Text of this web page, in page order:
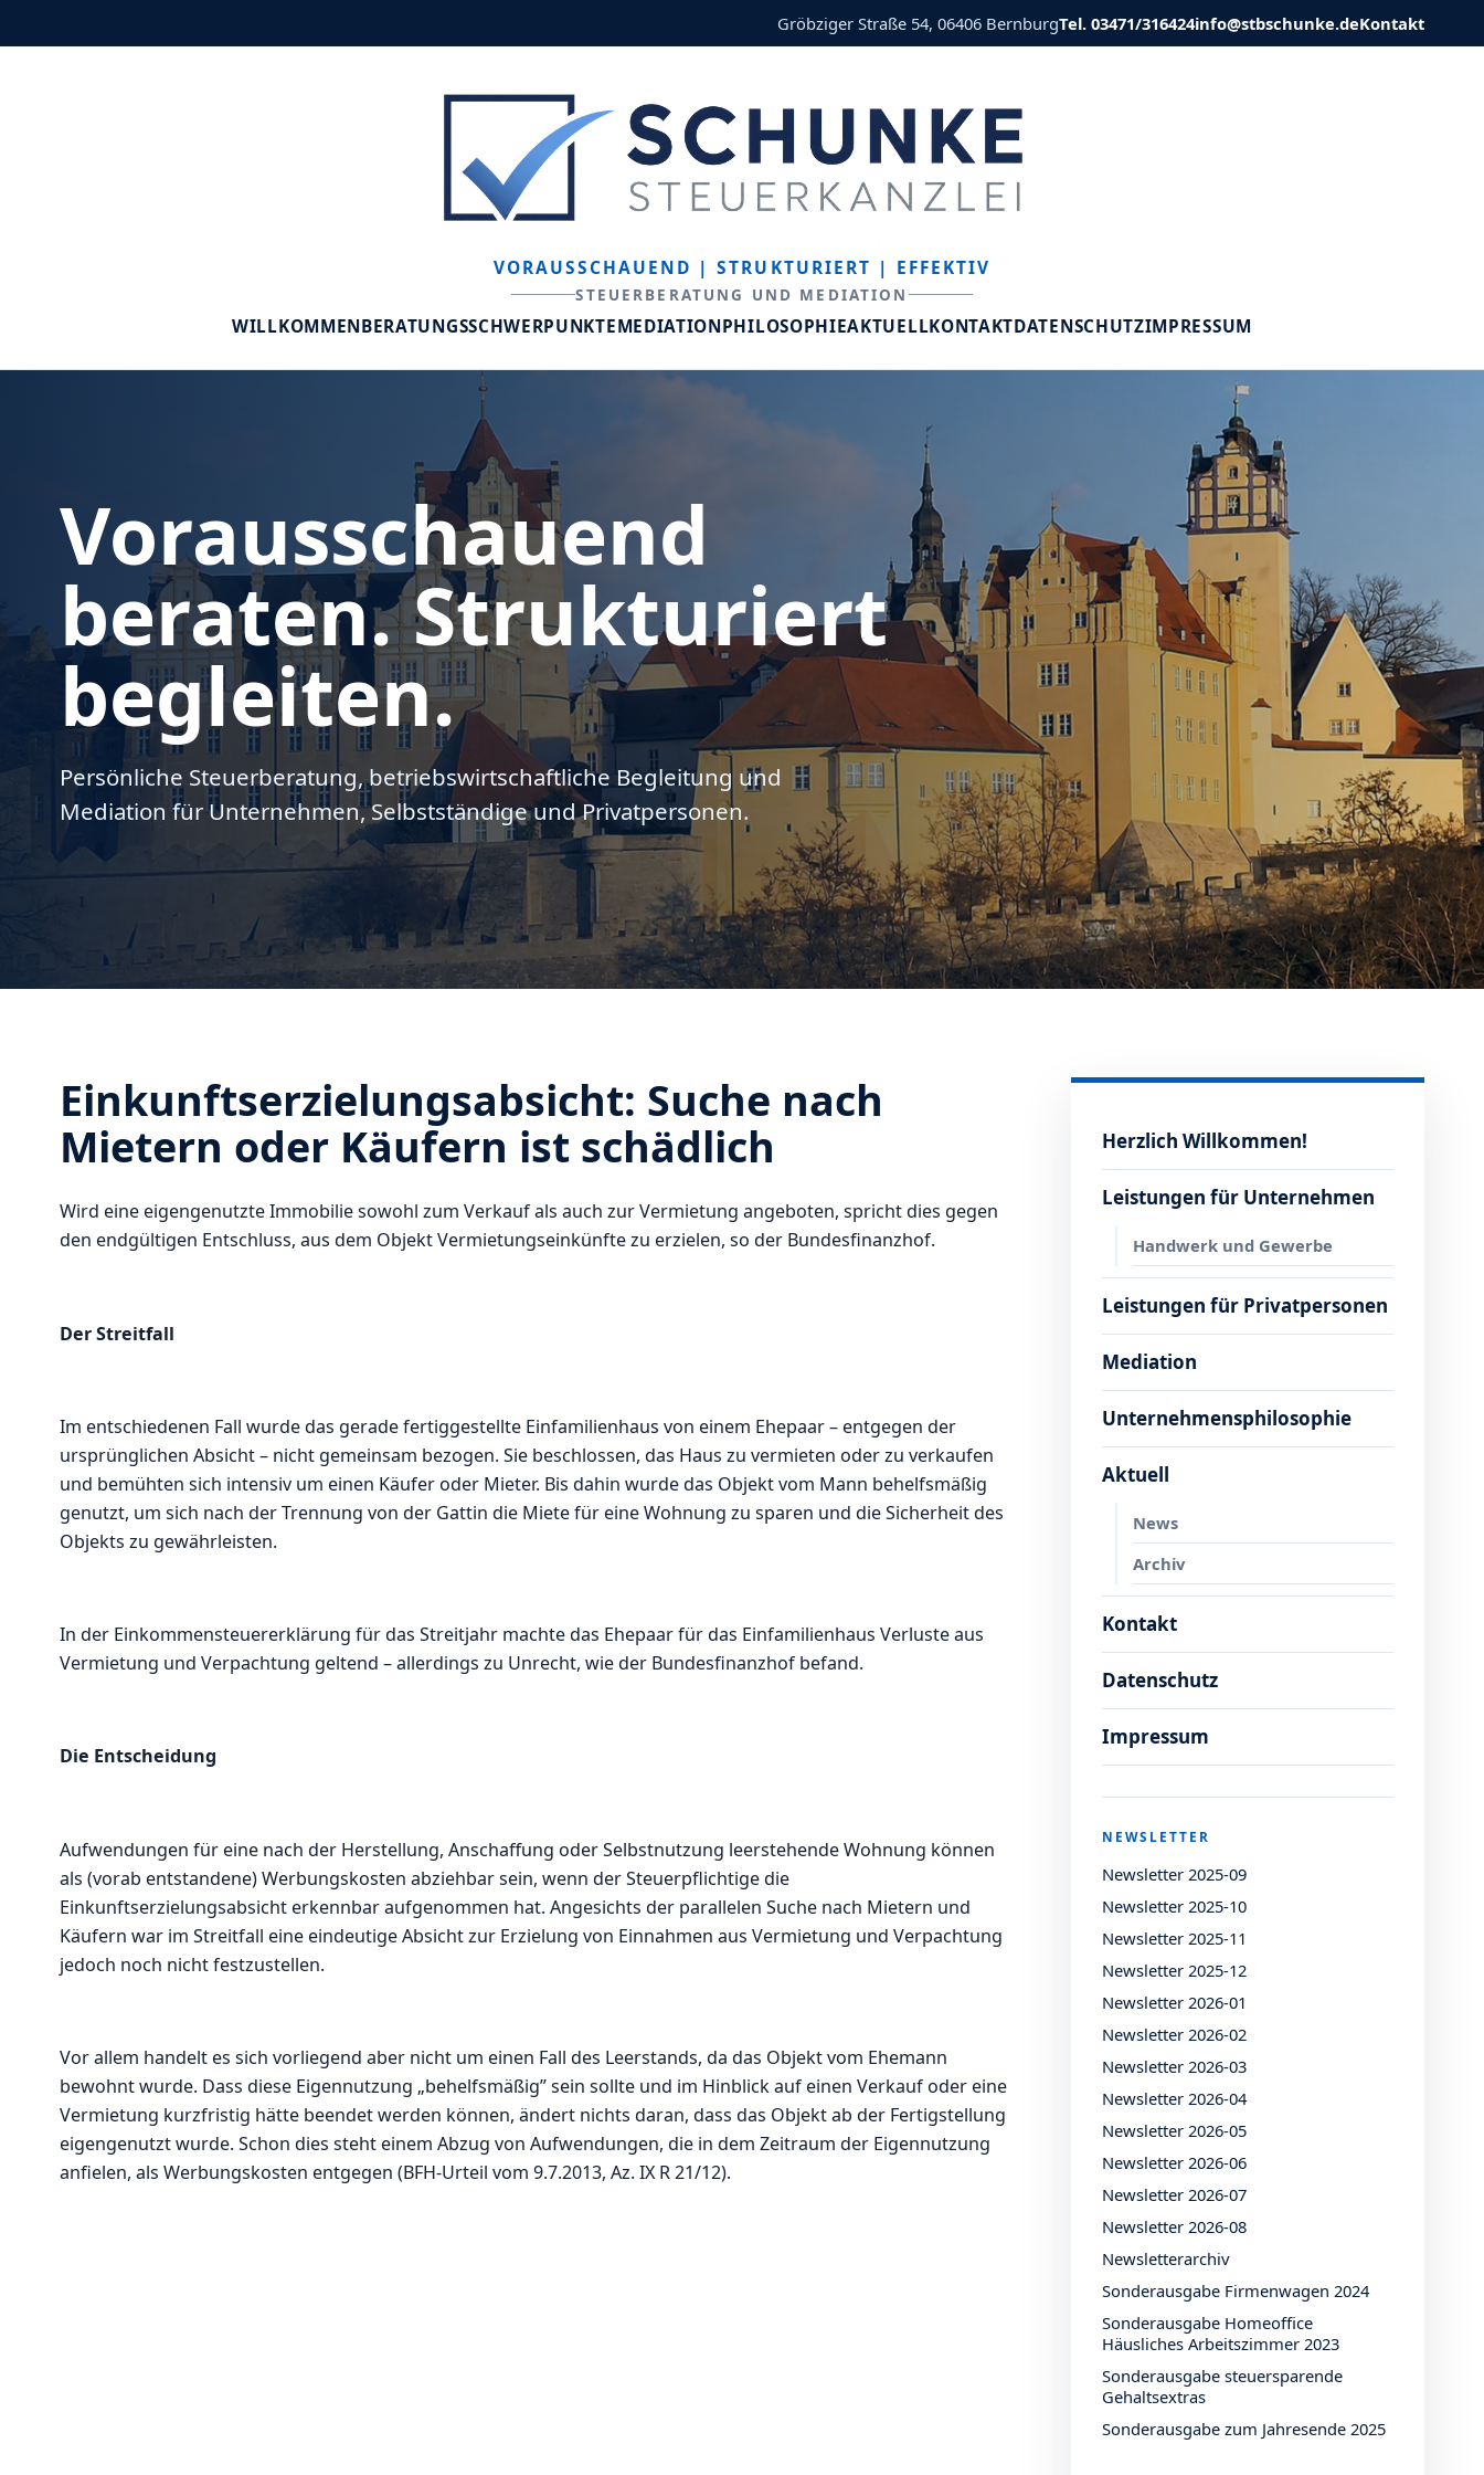
Gröbziger Straße 54, 06406 BernburgTel. 03471/316424info@stbschunke.deKontakt
VORAUSSCHAUEND | STRUKTURIERT | EFFEKTIV
STEUERBERATUNG UND MEDIATION
WILLKOMMENBERATUNGSSCHWERPUNKTEMEDIATIONPHILOSOPHIEAKTUELLKONTAKTDATENSCHUTZIMPRESSUM
Vorausschauend
beraten. Strukturiert
begleiten.
Persönliche Steuerberatung, betriebswirtschaftliche Begleitung und
Mediation für Unternehmen, Selbstständige und Privatpersonen.
Einkunftserzielungsabsicht: Suche nach
Mietern oder Käufern ist schädlich
Wird eine eigengenutzte Immobilie sowohl zum Verkauf als auch zur Vermietung angeboten, spricht dies gegen
den endgültigen Entschluss, aus dem Objekt Vermietungseinkünfte zu erzielen, so der Bundesfinanzhof.
Der Streitfall
Im entschiedenen Fall wurde das gerade fertiggestellte Einfamilienhaus von einem Ehepaar – entgegen der
ursprünglichen Absicht – nicht gemeinsam bezogen. Sie beschlossen, das Haus zu vermieten oder zu verkaufen
und bemühten sich intensiv um einen Käufer oder Mieter. Bis dahin wurde das Objekt vom Mann behelfsmäßig
genutzt, um sich nach der Trennung von der Gattin die Miete für eine Wohnung zu sparen und die Sicherheit des
Objekts zu gewährleisten.
In der Einkommensteuererklärung für das Streitjahr machte das Ehepaar für das Einfamilienhaus Verluste aus
Vermietung und Verpachtung geltend – allerdings zu Unrecht, wie der Bundesfinanzhof befand.
Die Entscheidung
Aufwendungen für eine nach der Herstellung, Anschaffung oder Selbstnutzung leerstehende Wohnung können
als (vorab entstandene) Werbungskosten abziehbar sein, wenn der Steuerpflichtige die
Einkunftserzielungsabsicht erkennbar aufgenommen hat. Angesichts der parallelen Suche nach Mietern und
Käufern war im Streitfall eine eindeutige Absicht zur Erzielung von Einnahmen aus Vermietung und Verpachtung
jedoch noch nicht festzustellen.
Vor allem handelt es sich vorliegend aber nicht um einen Fall des Leerstands, da das Objekt vom Ehemann
bewohnt wurde. Dass diese Eigennutzung „behelfsmäßig” sein sollte und im Hinblick auf einen Verkauf oder eine
Vermietung kurzfristig hätte beendet werden können, ändert nichts daran, dass das Objekt ab der Fertigstellung
eigengenutzt wurde. Schon dies steht einem Abzug von Aufwendungen, die in dem Zeitraum der Eigennutzung
anfielen, als Werbungskosten entgegen (BFH-Urteil vom 9.7.2013, Az. IX R 21/12).
Herzlich Willkommen!
Leistungen für Unternehmen
Handwerk und Gewerbe
Leistungen für Privatpersonen
Mediation
Unternehmensphilosophie
Aktuell
News
Archiv
Kontakt
Datenschutz
Impressum
NEWSLETTER
Newsletter 2025-09
Newsletter 2025-10
Newsletter 2025-11
Newsletter 2025-12
Newsletter 2026-01
Newsletter 2026-02
Newsletter 2026-03
Newsletter 2026-04
Newsletter 2026-05
Newsletter 2026-06
Newsletter 2026-07
Newsletter 2026-08
Newsletterarchiv
Sonderausgabe Firmenwagen 2024
Sonderausgabe Homeoffice
Häusliches Arbeitszimmer 2023
Sonderausgabe steuersparende
Gehaltsextras
Sonderausgabe zum Jahresende 2025